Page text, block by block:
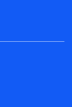
パーソナルデ
傾向に応じた
配信等を行う
を行うため